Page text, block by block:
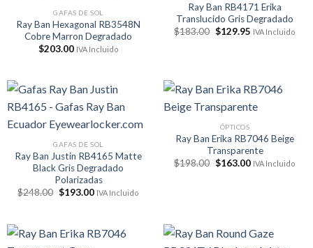
GAFAS DE SOL
Ray Ban Hexagonal RB3548N
Cobre Marron Degradado
$203.00 IVA Incluido
Ray Ban RB4171 Erika
Translucido Gris Degradado
$183.00 El
$129.95ElIVA Incluido
GAFAS DE SOL
Ray Ban Justin RB4165 Matte
Black Gris Degradado
Polarizadas
$248.00 El
$248.00.
$193.00El
$193.00.
IVA Incluido
ÓPTICOS
Ray Ban Erika RB7046 Beige
Transparente
$198.00 El
$163.00ElIVA Incluido